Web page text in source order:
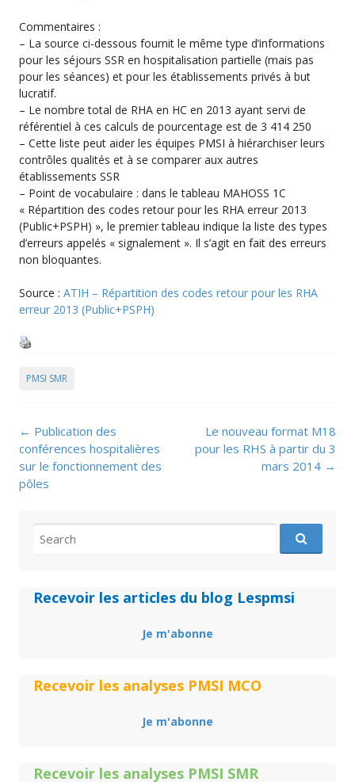
Commentaires :
– La source ci-dessous fournit le même type d’informations
pour les séjours SSR en hospitalisation partielle (mais pas
pour les séances) et pour les établissements privés à but
lucratif.
– Le nombre total de RHA en HC en 2013 ayant servi de
référentiel à ces calculs de pourcentage est de 3 414 250
– Cette liste peut aider les équipes PMSI à hiérarchiser leurs
contrôles qualités et à se comparer aux autres
établissements SSR
– Point de vocabulaire : dans le tableau MAHOSS 1C
« Répartition des codes retour pour les RHA erreur 2013
(Public+PSPH) », le premier tableau indique la liste des types
d’erreurs appelés « signalement ». Il s’agit en fait des erreurs
non bloquantes.
Source : ATIH – Répartition des codes retour pour les RHA
erreur 2013 (Public+PSPH)
PMSI SMR
Post
navigation
← Publication des
conférences hospitalières
sur le fonctionnement des
pôles
Le nouveau format M18
pour les RHS à partir du 3
mars 2014 →
for:
Recevoir les articles du blog Lespmsi
Je m'abonne
Recevoir les analyses PMSI MCO
Je m'abonne
Recevoir les analyses PMSI SMR